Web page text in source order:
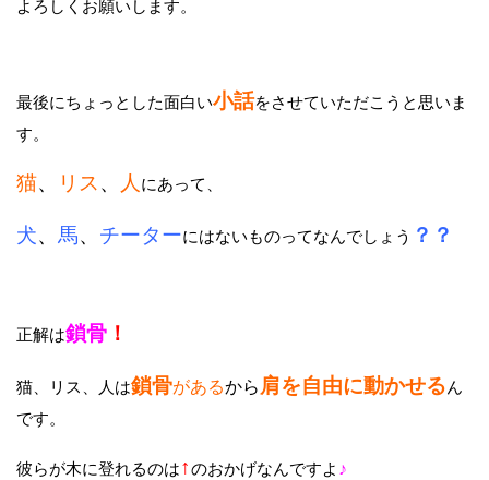
よろしくお願いします。
最後にちょっとした面白い小話をさせていただこうと思いま
す。
猫、 リス 、 人 にあって、
犬、 馬、 チーターにはないものってなんでしょう ？？
正解は鎖骨 ！
猫、リス、人は鎖骨があるから 肩を自由に動かせるん
です。
彼らが木に登れるのは↑のおかげなんですよ ♪